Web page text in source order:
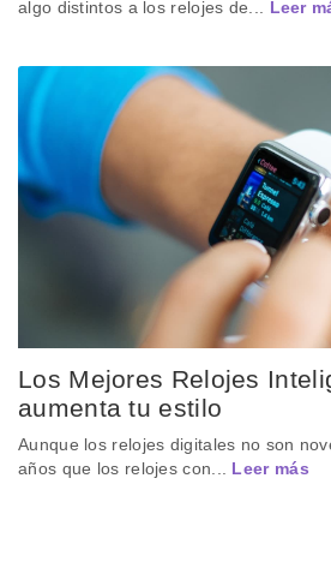
algo distintos a los relojes de... Leer
Los Mejores Relojes
aumenta tu estilo
Aunque los relojes digitales no son
años que los relojes con... Leer más